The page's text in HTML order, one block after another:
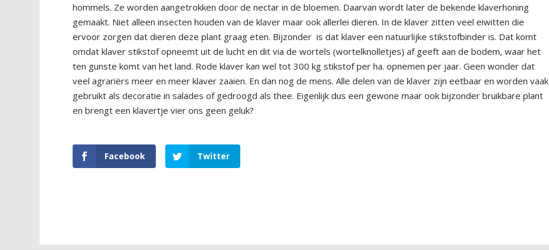
hommels. Ze worden aangetrokken door de nectar in de bloemen. Daarvan wordt later de bekende klaverhoning
gemaakt. Niet alleen insecten houden van de klaver maar ook allerlei dieren. In de klaver zitten veel eiwitten die
ervoor zorgen dat dieren deze plant graag eten. Bijzonder is dat klaver een natuurlijke stikstofbinder is. Dat komt
omdat klaver stikstof opneemt uit de lucht en dit via de wortels (wortelknolletjes) af geeft aan de bodem, waar het
ten gunste komt van het land. Rode klaver kan wel tot 300 kg stikstof per ha. opnemen per jaar. Geen wonder dat
veel agrariërs meer en meer klaver zaaien. En dan nog de mens. Alle delen van de klaver zijn eetbaar en worden vaak
gebruikt als decoratie in salades of gedroogd als thee. Eigenlijk dus een gewone maar ook bijzonder bruikbare plant
en brengt een klavertje vier ons geen geluk?
Facebook Twitter